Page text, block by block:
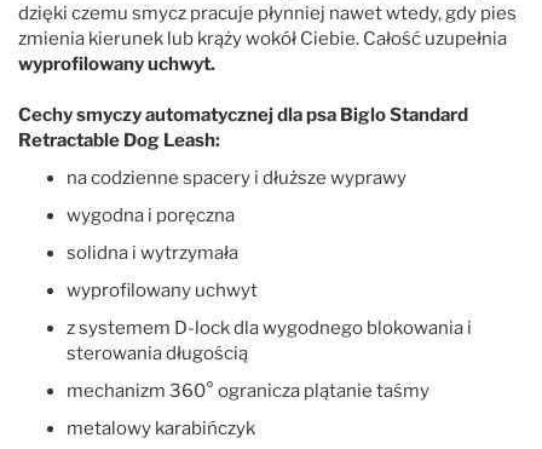
dzięki czemu smycz pracuje płynniej nawet wtedy, gdy pies
zmienia kierunek lub krąży wokół Ciebie. Całość uzupełnia
wyprofilowany uchwyt.
Cechy smyczy automatycznej dla psa Biglo Standard
Retractable Dog Leash:
na codzienne spacery i dłuższe wyprawy
wygodna i poręczna
solidna i wytrzymała
wyprofilowany uchwyt
z systemem D-lock dla wygodnego blokowania i
sterowania długością
mechanizm 360° ogranicza plątanie taśmy
metalowy karabińczyk